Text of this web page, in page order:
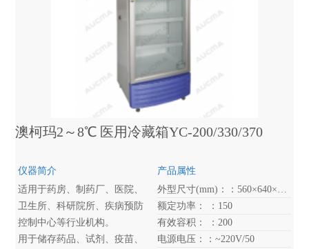
澳柯玛2～8℃ 医用冷藏箱YC-200/330/370
仪器简介
适用于药房、制药厂、医院、
卫生所、科研院所、疾病预防
控制中心等行业机构。
用于储存药品、试剂、疫苗、
产品属性
额定功率： ：150
有效容积： ：200
电源电压：：~220V/50